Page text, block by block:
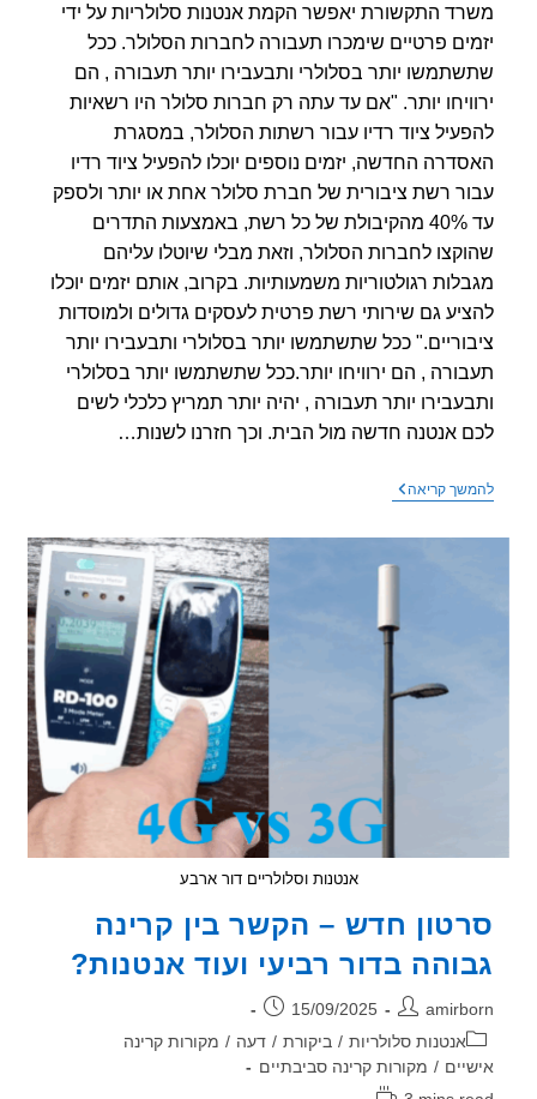
התקשורת יאפשר הקמת אנטנות סלולריות על ידי
פרטיים שימכרו תעבורה לחברות הסלולר. ככל
יותר בסלולרי ותבעבירו יותר תעבורה , הם
יותר. "אם עד עתה רק חברות סלולר היו רשאיות
ציוד רדיו עבור רשתות הסלולר, במסגרת
החדשה, יזמים נוספים יוכלו להפעיל ציוד רדיו
רשת ציבורית של חברת סלולר אחת או יותר ולספק
עד 40% מהקיבולת של כל רשת, באמצעות התדרים
לחברות הסלולר, וזאת מבלי שיוטלו עליהם
רגולטוריות משמעותיות. בקרוב, אותם יזמים יוכלו
גם שירותי רשת פרטית לעסקים גדולים ולמוסדות
ככל שתשתמשו יותר בסלולרי ותבעבירו יותר
, הם ירוויחו יותר.ככל שתשתמשו יותר בסלולרי
יותר תעבורה , יהיה יותר תמריץ כלכלי לשים
אנטנה חדשה מול הבית. וכך חזרנו לשנות…
קריאהמשרד
אנטנות וסלולריים דור ארבע
חדש – הקשר בין קרינה
בדור רביעי ועוד אנטנות?
פורסם:
15/09/2025
אנטנות סלולריות / ביקורת / דעה / מקורות קרינה
מקורות קרינה סביבתיים